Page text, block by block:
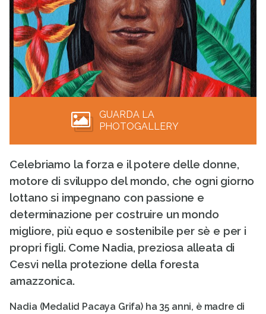
GUARDA LA
PHOTOGALLERY
Celebriamo la forza e il potere delle donne,
motore di sviluppo del mondo, che ogni giorno
lottano si impegnano con passione e
determinazione per costruire un mondo
migliore, più equo e sostenibile per sè e per i
propri figli. Come Nadia, preziosa alleata di
Cesvi nella protezione della foresta
amazzonica.
Nadia (Medalid Pacaya Grifa) ha 35 anni, è madre di